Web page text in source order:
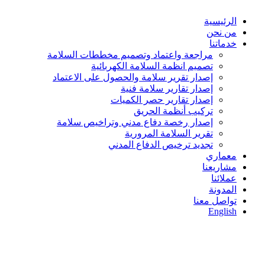
الرئيسية
من نحن
خدماتنا
مراجعة واعتماد وتصميم مخططات السلامة
تصميم انظمة السلامة الكهربائية
إصدار تقرير سلامة والحصول على الاعتماد
إصدار تقارير سلامة فنية
إصدار تقارير حصر الكميات
تركيب أنظمة الحريق
إصدار رخصة دفاع مدني وتراخيص سلامة
تقرير السلامة المرورية
تجديد ترخيص الدفاع المدني
معماري
مشاريعنا
عملائنا
المدونة
تواصل معنا
English